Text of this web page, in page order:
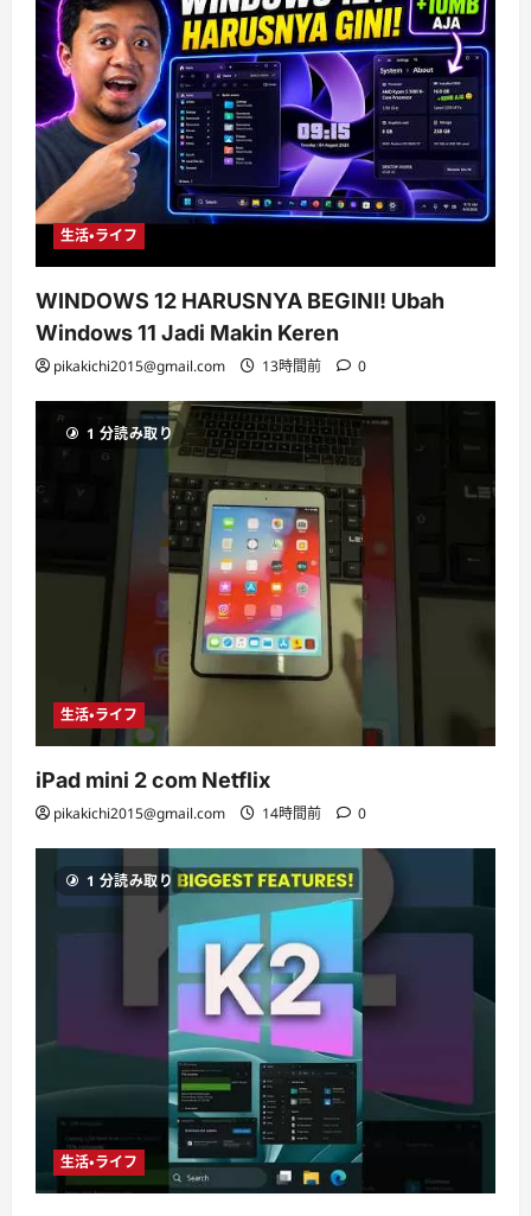
生活・ライフ
WINDOWS 12 HARUSNYA BEGINI! Ubah
Windows 11 Jadi Makin Keren
pikakichi2015@gmail.com 13時間前 0
1 分読み取り
生活・ライフ
iPad mini 2 com Netflix
pikakichi2015@gmail.com 14時間前 0
1 分読み取り
生活・ライフ